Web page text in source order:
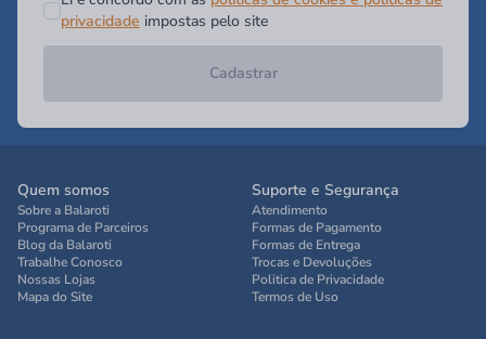
privacidade impostas pelo site
Cadastrar
Quem somos
Sobre a Balaroti
Programa de Parceiros
Blog da Balaroti
Trabalhe Conosco
Nossas Lojas
Mapa do Site
Suporte e Segurança
Atendimento
Formas de Pagamento
Formas de Entrega
Trocas e Devoluções
Politica de Privacidade
Termos de Uso